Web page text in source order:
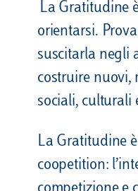
La Gratitudine
orientarsi.
suscitarla negli
costruire nuovi,
sociali, culturali
La Gratitudine è
coopetition: